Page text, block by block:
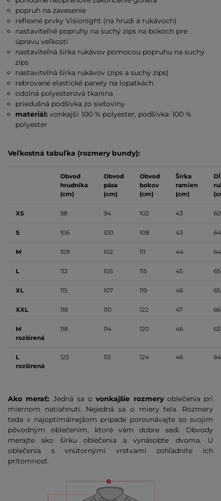
popruh na zavesenie
reflexné prvky Visionight (na hrudi a rukávoch)
nastaviteľné popruhy na suchý zips na bokoch pre
úpravu veľkosti
nastaviteľná šírka rukávov pomocou popruhu na suchý
zips
nastaviteľná šírka rukávov (zips a suchý zips)
rebrované elastické panely na lopatkách
odolná polyesterová tkanina
priedušná podšívka zo sieťoviny
materiál:vonkajší: 100 % polyester, podšívka: 100 %
polyester
Veľkostná tabuľka (rozmery bundy):
Obvod
hrudníka
(cm)
Obvod
pása
(cm)
Obvod
bokov
(cm)
Šírka
ramien
(cm)
XS 98 94 102 43 60
S 106 100 108 43 64
M 109 102 111 44 64
L 112 105 115 45 65
XL 115 107 119 46 65
XXL 118 110 122 47 66
M
rozšírená
118 114 120 46 63
L
rozšírená
122 112 124 46 64
Ako merať: Jedná sa ovonkajšie rozmeryoblečenia pri
miernom natiahnutí. Nejedná sa o miery tela. Rozmery
teda v najoptimálnejšom prípade porovnávajte so svojim
pôvodným oblečením, ktoré vám dobre sedí. Obvody
merajte ako šírku oblečenia a vynásobte dvoma. U
oblečenia s vnútornými vrstvami zohľadnite ich
prítomnosť.